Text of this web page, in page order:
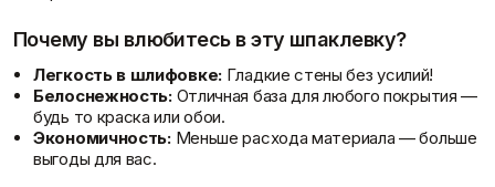
Отзывы
Почему вы влюбитесь в эту шпаклевку?
Легкость в шлифовке: Гладкие стены без усилий!
Белоснежность:Отличная база для любого покрытия —
будь то краска или обои.
Экономичность:Меньше расхода материала — больше
выгоды для вас.